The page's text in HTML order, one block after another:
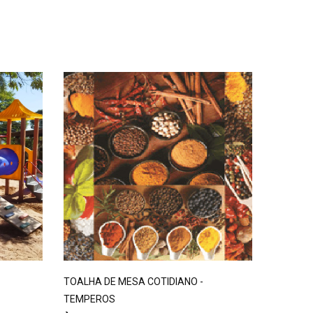
TOALHA DE MESA COTIDIANO -
TEMPEROS